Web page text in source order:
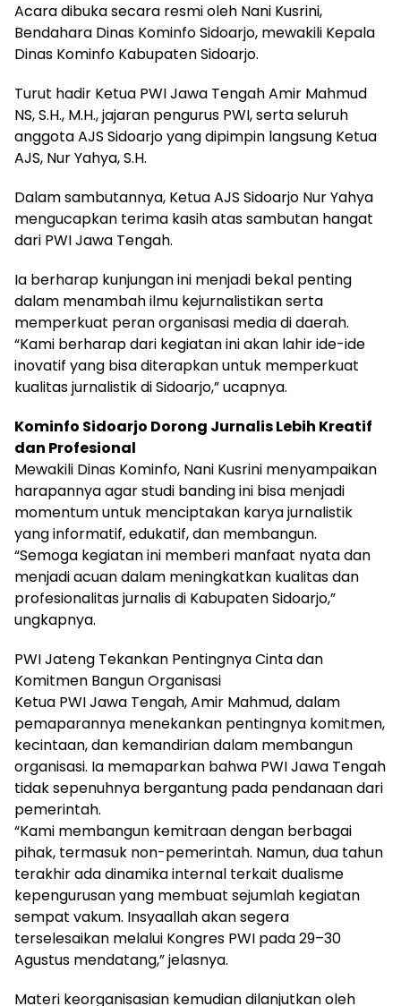
Acara dibuka secara resmi oleh Nani Kusrini,
Bendahara Dinas Kominfo Sidoarjo, mewakili Kepala
Dinas Kominfo Kabupaten Sidoarjo.
Turut hadir Ketua PWI Jawa Tengah Amir Mahmud
NS, S.H., M.H., jajaran pengurus PWI, serta seluruh
anggota AJS Sidoarjo yang dipimpin langsung Ketua
AJS, Nur Yahya, S.H.
Dalam sambutannya, Ketua AJS Sidoarjo Nur Yahya
mengucapkan terima kasih atas sambutan hangat
dari PWI Jawa Tengah.
Ia berharap kunjungan ini menjadi bekal penting
dalam menambah ilmu kejurnalistikan serta
memperkuat peran organisasi media di daerah.
“Kami berharap dari kegiatan ini akan lahir ide-ide
inovatif yang bisa diterapkan untuk memperkuat
kualitas jurnalistik di Sidoarjo,” ucapnya.
Kominfo Sidoarjo Dorong Jurnalis Lebih Kreatif
dan Profesional
Mewakili Dinas Kominfo, Nani Kusrini menyampaikan
harapannya agar studi banding ini bisa menjadi
momentum untuk menciptakan karya jurnalistik
yang informatif, edukatif, dan membangun.
“Semoga kegiatan ini memberi manfaat nyata dan
menjadi acuan dalam meningkatkan kualitas dan
profesionalitas jurnalis di Kabupaten Sidoarjo,”
ungkapnya.
PWI Jateng Tekankan Pentingnya Cinta dan
Komitmen Bangun Organisasi
Ketua PWI Jawa Tengah, Amir Mahmud, dalam
pemaparannya menekankan pentingnya komitmen,
kecintaan, dan kemandirian dalam membangun
organisasi. Ia memaparkan bahwa PWI Jawa Tengah
tidak sepenuhnya bergantung pada pendanaan dari
pemerintah.
“Kami membangun kemitraan dengan berbagai
pihak, termasuk non-pemerintah. Namun, dua tahun
terakhir ada dinamika internal terkait dualisme
kepengurusan yang membuat sejumlah kegiatan
sempat vakum. Insyaallah akan segera
terselesaikan melalui Kongres PWI pada 29–30
Agustus mendatang,” jelasnya.
Materi keorganisasian kemudian dilanjutkan oleh